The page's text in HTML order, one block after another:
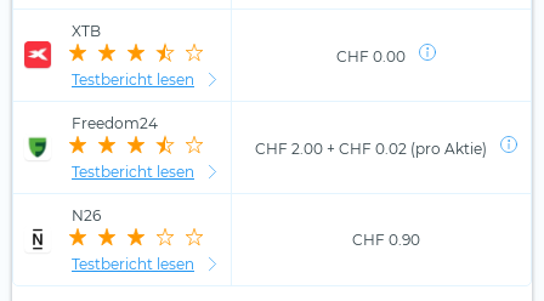
XTB
Testbericht lesen
CHF 0.00
Freedom24
Testbericht lesen
CHF 2.00 + CHF 0.02 (pro Aktie)
N26
Testbericht lesen
CHF 0.90